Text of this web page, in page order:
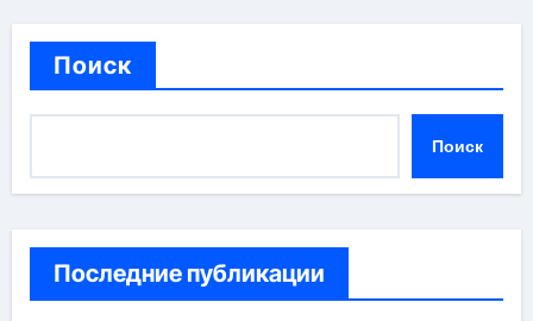
Поиск
Поиск
Последние публикации